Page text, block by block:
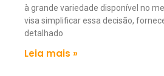
à grande variedade disponível no
visa simplificar essa decisão,
detalhado
Leia mais »